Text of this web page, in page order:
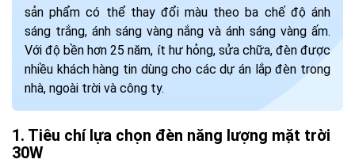
sản phẩm có thể thay đổi màu theo ba chế độ ánh
sáng trắng, ánh sáng vàng nắng và ánh sáng vàng ấm.
Với độ bền hơn 25 năm, ít hư hỏng, sửa chữa, đèn được
nhiều khách hàng tin dùng cho các dự án lắp đèn trong
nhà, ngoài trời và công ty.
Tiêu chí lựa chọn đèn năng lượng mặt trời
30W